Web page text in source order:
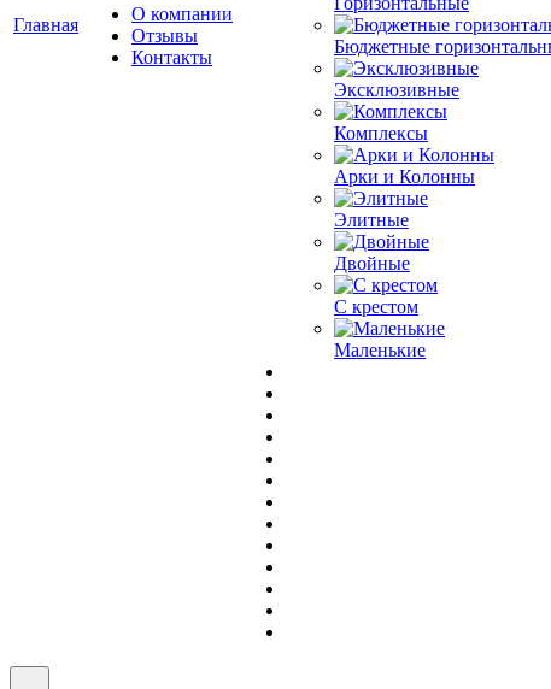
Главная
О компании
Отзывы
Контакты
Бюджетные
Эксклюзивные
Комплексы
Арки и Колонны
Элитные
Двойные
С крестом
Маленькие